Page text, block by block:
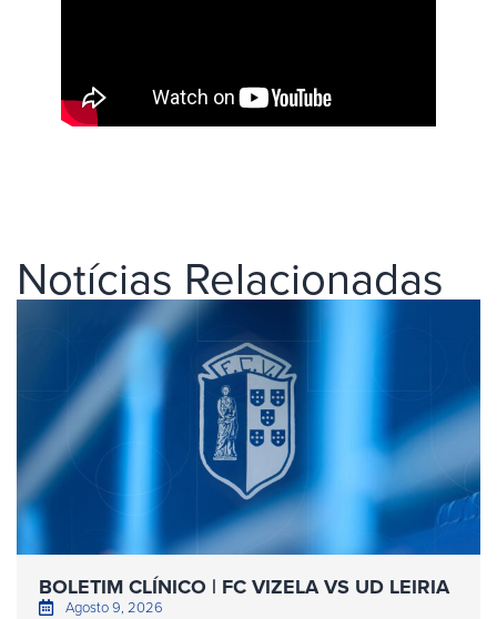
Notícias Relacionadas
BOLETIM CLÍNICO | FC VIZELA VS UD LEIRIA
Agosto 9, 2026